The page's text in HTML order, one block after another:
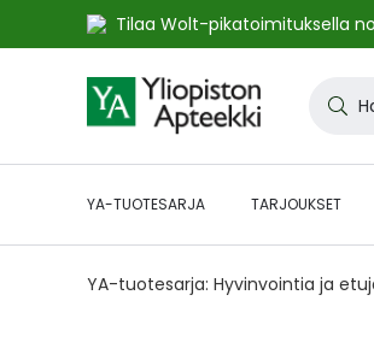
Tilaa Wolt-pikatoimituksella
to
Content
YA-TUOTESARJA TARJOUKSET
YA-tuotesarja: Hyvinvointia ja